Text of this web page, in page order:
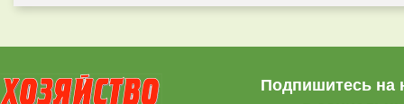
Подпишитесь на